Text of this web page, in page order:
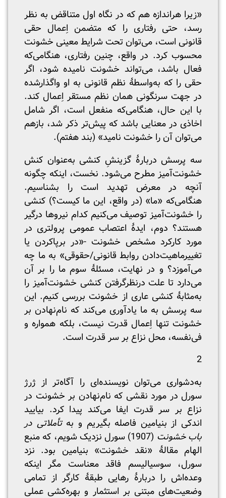
«زیرا هراندازه هم که در نگاه اول متناقض به نظر
رسد، حتی رفتاری را که متضمن اِعمال حقی
قانونی است، می‌توان تحت شرایط معینی خشونت
محسوب کرد. در واقع، چنین رفتاری، هنگامی‌که
فعال باشد، می‌تواند خشونت نامیده شود، اگر
حقی را که به‌واسطۀ نظم قانونی به او واگذارشده
در جهت سرنگونی همان نظم مستقر اِعمال کند.
با این حال، هنگامی‌که منفعل است، اگر شامل
اخاذی در معنایی باشد که پیش‌تر ذکر شد، بازهم
می‌توان آن را خشونت نامید» (بند هفتم).
سه پرسش دربارۀ گزینشِ کنشی به‌عنوان کنش
خشونت‌آمیز مطرح می‌شود. نخست، اینکه چگونه
آنچه در معرض تهدید است را بشناسیم.
هنگامی‌که «ما» (در واقع، این ما کیست؟) کنشی
را خشونت‌آمیز توصیف می‌کنیم کدام نیروها درگیر
هستند؟ دوم، ایدۀ اعتصاب عمومی پرولتری در
مورد کارکرد مشخص خشونت -«در برپاکردن یا
تغییرماهیت‌دادن روابط قانونی/حقوقی» به ما چه
می‌آموزد؟ و در نهایت، مسئلۀ سوم ما را بر آن
می‌دارد تا علت درنظرگرفتن کنشی خشونت‌آمیز را
به‌مثابۀ کنشی عاری از خشونت بررسی کنیم. این
سه پرسش به ما یادآوری می‌کند که نام‌نهادن بر
خشونت تنها اِعمال قدرت نیست، بلکه همواره و
فی‌نفسه، محل نزاع بر سر قدرت است.
2
به‌دشواری می‌توان نویسنده‌ای را آگاه‌تر از ژرژ
سورل در مورد نقشی که نام‌نهادن بر خشونت در
نزاع بر سر قدرت ایفا می‌کند پیدا کرد. بیایید
اندکی از بنیامین فاصله بگیریم و بهتأملاتی در
باب خشونت
(1907) سورل نزدیک شویم، که منبع
الهام مقالۀ «نقد خشونت» بنیامین بود. نزد
سورل، سوسیالیسم فاقد معناست مگر اینکه
وعده‌اش را دربارۀ رهایی طبقۀ کارگر از تمامی
وضعیت‌های مبتنی بر استثمار و بهره‌کشی عملی